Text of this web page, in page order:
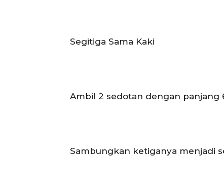
Segitiga Sama Kaki
Ambil 2 sedotan dengan panjang
Sambungkan ketiganya menjadi